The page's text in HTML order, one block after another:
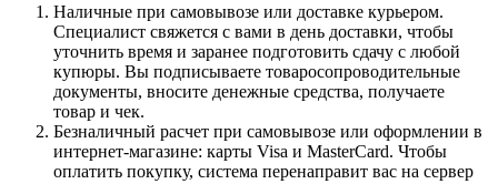
Наличные при самовывозе или доставке курьером.
Специалист свяжется с вами в день доставки, чтобы
уточнить время и заранее подготовить сдачу с любой
купюры. Вы подписываете товаросопроводительные
документы, вносите денежные средства, получаете
товар и чек.
Безналичный расчет при самовывозе или оформлении в
интернет-магазине: карты Visa и MasterCard. Чтобы
оплатить покупку, система перенаправит вас на сервер